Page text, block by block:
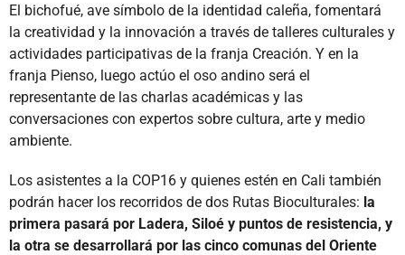
El bichofué, ave símbolo de la identidad caleña, fomentará
la creatividad y la innovación a través de talleres culturales y
actividades participativas de la franja Creación. Y en la
franja Pienso, luego actúo el oso andino será el
representante de las charlas académicas y las
conversaciones con expertos sobre cultura, arte y medio
ambiente.
Los asistentes a la COP16 y quienes estén en Cali también
podrán hacer los recorridos de dos Rutas Bioculturales: la
primera pasará por Ladera, Siloé y puntos de resistencia, y
la otra se desarrollará por las cinco comunas del Oriente